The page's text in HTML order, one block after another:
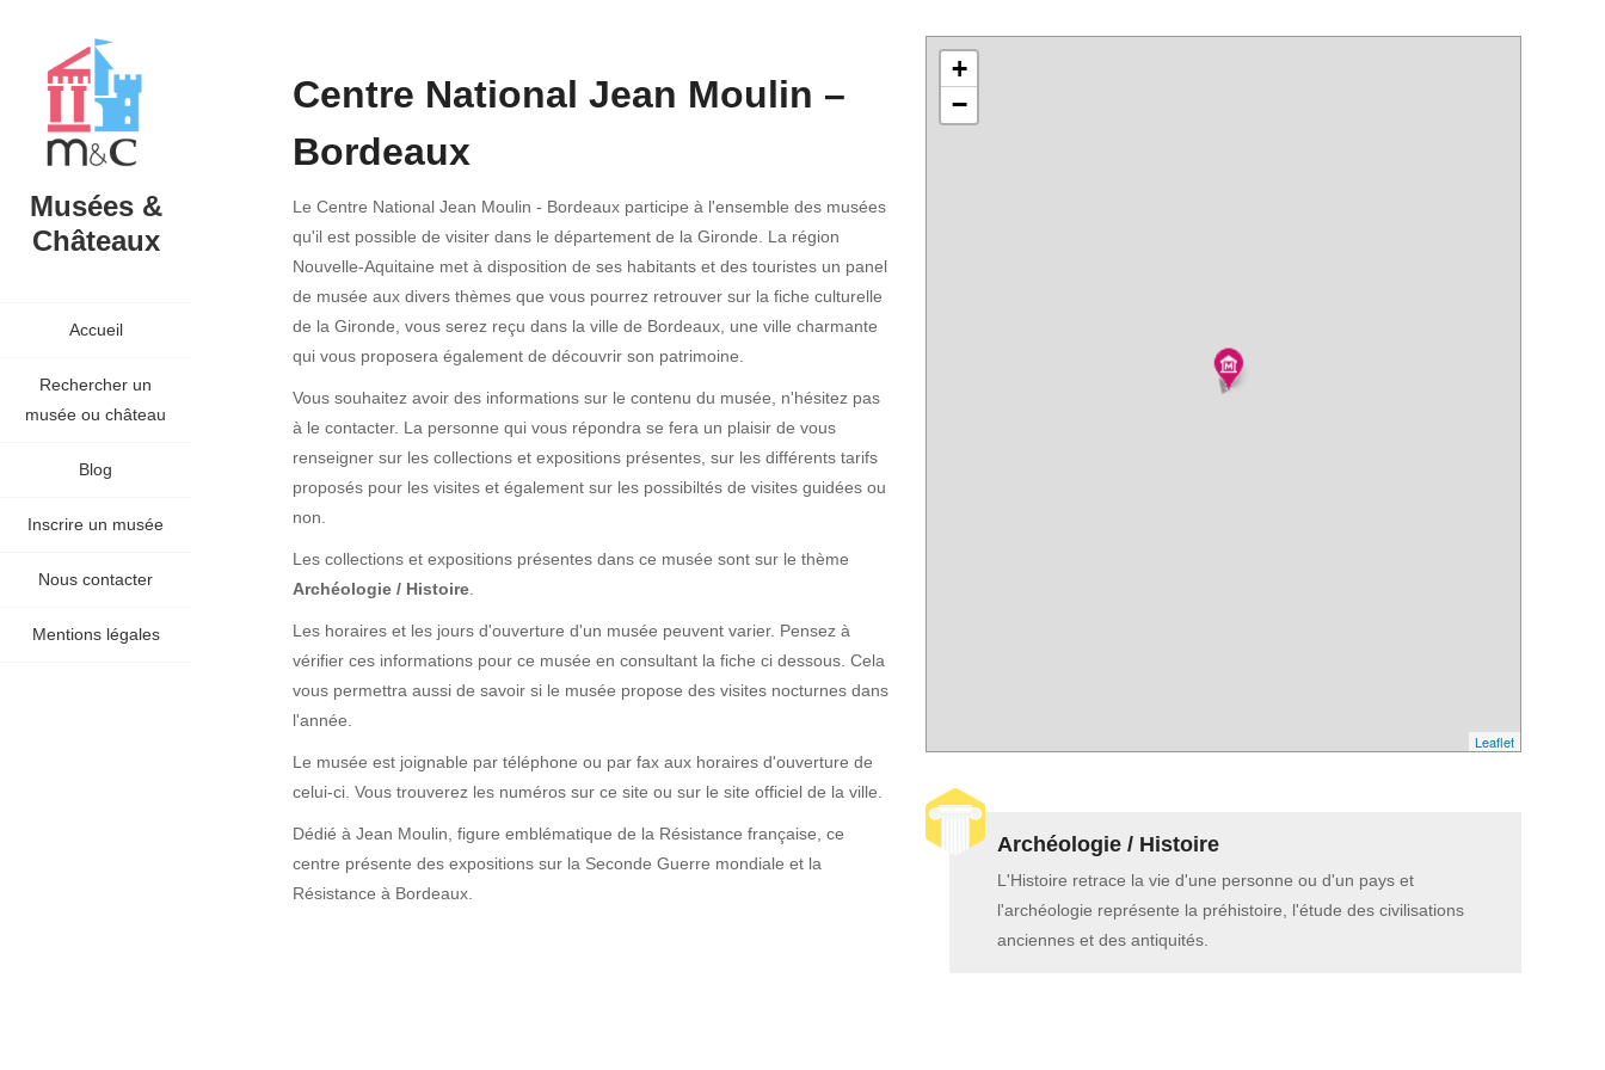
Musées &
Châteaux
Accueil
Rechercher un
musée ou château
Blog
Inscrire un musée
Nous contacter
Mentions légales
Centre National Jean Moulin –
Bordeaux
Le Centre National Jean Moulin - Bordeaux participe à l'ensemble des musées
qu'il est possible de visiter dans le département de la Gironde. La région
Nouvelle-Aquitaine met à disposition de ses habitants et des touristes un panel
de musée aux divers thèmes que vous pourrez retrouver sur la fiche culturelle
de la Gironde, vous serez reçu dans la ville de Bordeaux, une ville charmante
qui vous proposera également de découvrir son patrimoine.
Vous souhaitez avoir des informations sur le contenu du musée, n'hésitez pas
à le contacter. La personne qui vous répondra se fera un plaisir de vous
renseigner sur les collections et expositions présentes, sur les différents tarifs
proposés pour les visites et également sur les possibiltés de visites guidées ou
non.
Les collections et expositions présentes dans ce musée sont sur le thème
Archéologie / Histoire
Les horaires et les jours d'ouverture d'un musée peuvent varier. Pensez à
vérifier ces informations pour ce musée en consultant la fiche ci dessous. Cela
vous permettra aussi de savoir si le musée propose des visites nocturnes dans
l'année.
Le musée est joignable par téléphone ou par fax aux horaires d'ouverture de
celui-ci. Vous trouverez les numéros sur ce site ou sur le site officiel de la ville.
Dédié à Jean Moulin, figure emblématique de la Résistance française, ce
centre présente des expositions sur la Seconde Guerre mondiale et la
Résistance à Bordeaux.
+
−
Leaflet
Archéologie / Histoire
L'Histoire retrace la vie d'une personne ou d'un pays et
l'archéologie représente la préhistoire, l'étude des civilisations
anciennes et des antiquités.